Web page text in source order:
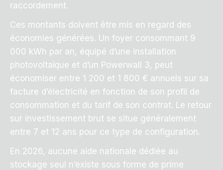
raccordement.
Ces montants doivent être mis en regard des
économies générées. Un foyer consommant 9
000 kWh par an, équipé d’une installation
photovoltaïque et d’un Powerwall 3, peut
économiser entre 1 200 et 1 800 € annuels sur sa
facture d’électricité en fonction de son profil de
consommation et du tarif de son contrat. Le retour
sur investissement brut se situe généralement
entre 7 et 12 ans pour ce type de configuration.
En 2026, aucune aide nationale dédiée au
stockage seul n’existe sous forme de prime